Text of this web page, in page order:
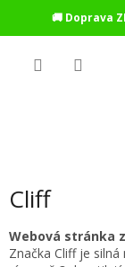
🚚 Doprava
Cliff
Webová stránka
Značka Cliff je